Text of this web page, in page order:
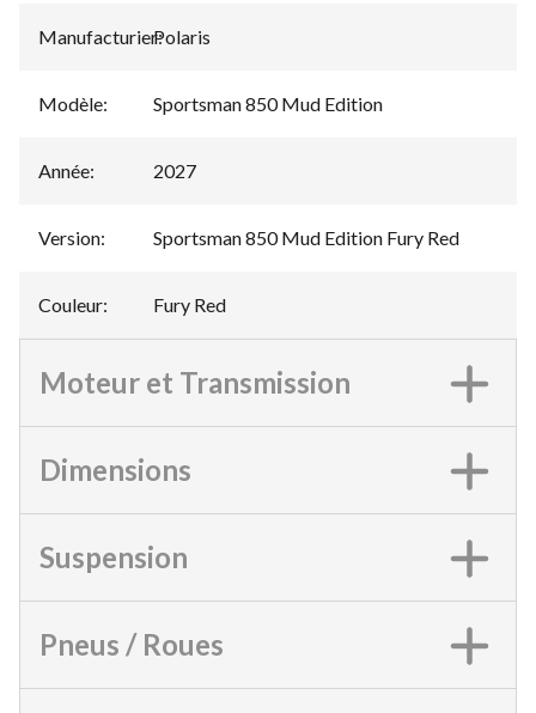
Manufacturier:
Polaris
Modèle: Sportsman 850 Mud Edition
Année: 2027
Version: Sportsman 850 Mud Edition Fury Red
Couleur: Fury Red
Moteur et Transmission
Dimensions
Suspension
Pneus / Roues